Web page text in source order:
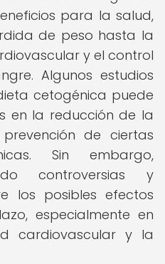
para la salud,
de peso hasta la
y el control
Algunos estudios
cetogénica puede
en la reducción de la
de ciertas
Sin embargo,
controversias y
los posibles efectos
especialmente en
cardiovascular y la